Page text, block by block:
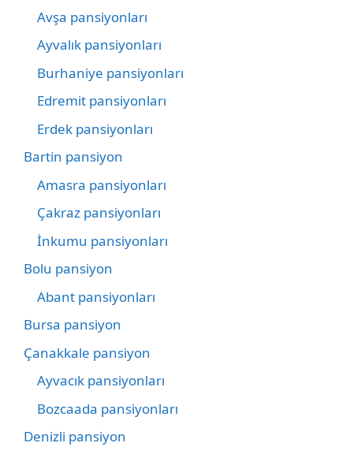
Avşa pansiyonları
Ayvalık pansiyonları
Burhaniye pansiyonları
Edremit pansiyonları
Erdek pansiyonları
Bartin pansiyon
Amasra pansiyonları
Çakraz pansiyonları
İnkumu pansiyonları
Bolu pansiyon
Abant pansiyonları
Bursa pansiyon
Çanakkale pansiyon
Ayvacık pansiyonları
Bozcaada pansiyonları
Denizli pansiyon